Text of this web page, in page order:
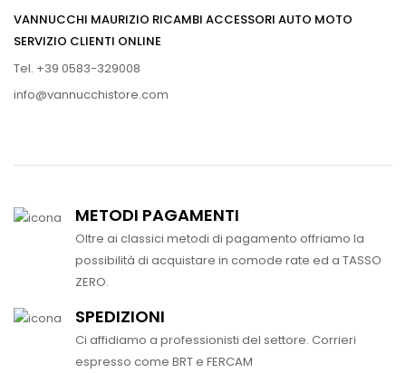
VANNUCCHI MAURIZIO RICAMBI ACCESSORI AUTO MOTO
SERVIZIO CLIENTI ONLINE
Tel. +39 0583-329008
info@vannucchistore.com
METODI PAGAMENTI
Oltre ai classici metodi di pagamento offriamo la
possibilità di acquistare in comode rate ed a TASSO
ZERO.
SPEDIZIONI
Ci affidiamo a professionisti del settore. Corrieri
espresso come BRT e FERCAM